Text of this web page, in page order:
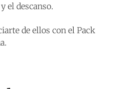
el descanso.
de ellos con el Pack